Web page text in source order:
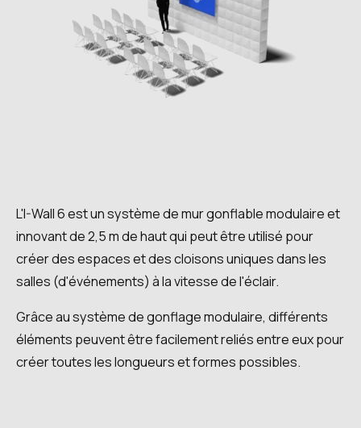
L'I-Wall 6 est un système de mur gonflable modulaire et
innovant de 2,5 m de haut qui peut être utilisé pour
créer des espaces et des cloisons uniques dans les
salles (d'événements) à la vitesse de l'éclair.
Grâce au système de gonflage modulaire, différents
éléments peuvent être facilement reliés entre eux pour
créer toutes les longueurs et formes possibles.